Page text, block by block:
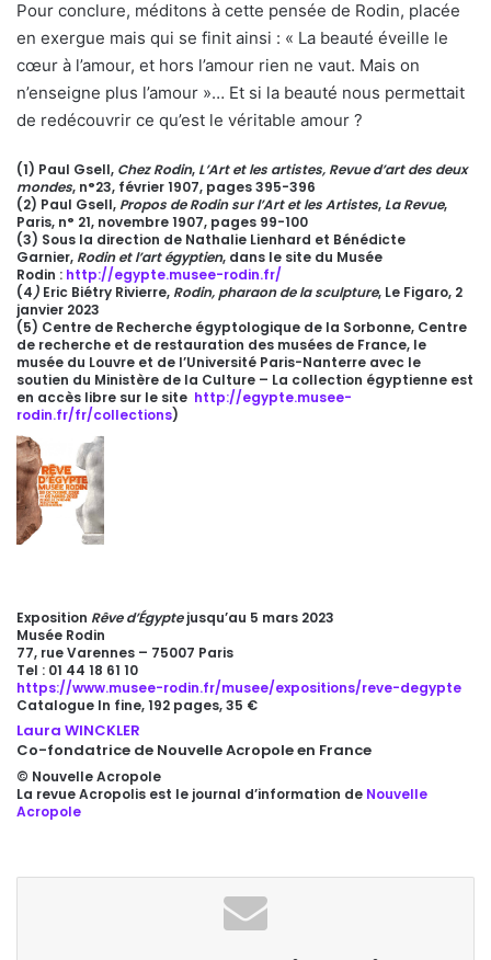
Pour conclure, méditons à cette pensée de Rodin, placée
en exergue mais qui se finit ainsi : « La beauté éveille le
cœur à l’amour, et hors l’amour rien ne vaut. Mais on
n’enseigne plus l’amour »… Et si la beauté nous permettait
de redécouvrir ce qu’est le véritable amour ?
(1) Paul Gsell, Chez Rodin, L’Art et les artistes, Revue d’art des deux
mondes, n°23, février 1907, pages 395-396
(2) Paul Gsell, Propos de Rodin sur l’Art et les Artistes, La Revue,
Paris, n° 21, novembre 1907, pages 99-100
(3) Sous la direction de Nathalie Lienhard et Bénédicte
Garnier, Rodin et l’art égyptien, dans le site du Musée
Rodin : http://egypte.musee-rodin.fr/
(4) Eric Biétry Rivierre, Rodin, pharaon de la sculpture, Le Figaro, 2
janvier 2023
(5) Centre de Recherche égyptologique de la Sorbonne, Centre
de recherche et de restauration des musées de France, le
musée du Louvre et de l’Université Paris-Nanterre avec le
soutien du Ministère de la Culture – La collection égyptienne est
en accès libre sur le site http://egypte.musee-
rodin.fr/fr/collections)
Exposition Rêve d’Égyptejusqu’au 5 mars 2023
Musée Rodin
77, rue Varennes – 75007 Paris
Tel : 01 44 18 61 10
https://www.musee-rodin.fr/musee/expositions/reve-degypte
Catalogue In fine, 192 pages, 35 €
Laura WINCKLER
Co-fondatrice de Nouvelle Acropole en France
© Nouvelle Acropole
La revue Acropolis est le journal d’information de Nouvelle
Acropole